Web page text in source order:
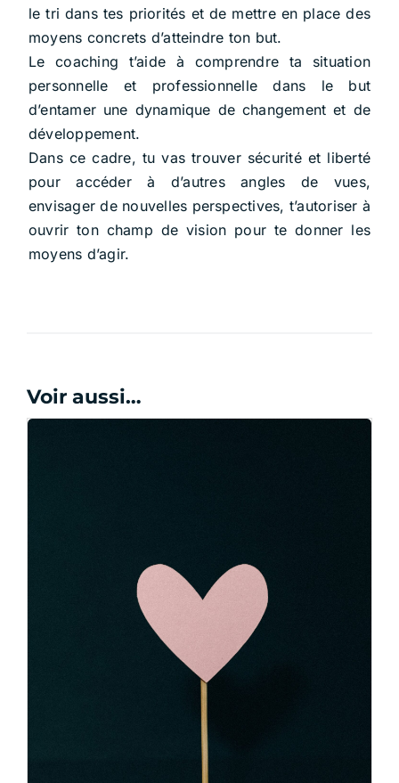
le tri dans tes priorités et de mettre en place des
moyens concrets d’atteindre ton but.
Le coaching t’aide à comprendre ta situation
personnelle et professionnelle dans le but
d’entamer une dynamique de changement et de
développement.
Dans ce cadre, tu vas trouver sécurité et liberté
pour accéder à d’autres angles de vues,
envisager de nouvelles perspectives, t’autoriser à
ouvrir ton champ de vision pour te donner les
moyens d’agir.
Voir aussi…